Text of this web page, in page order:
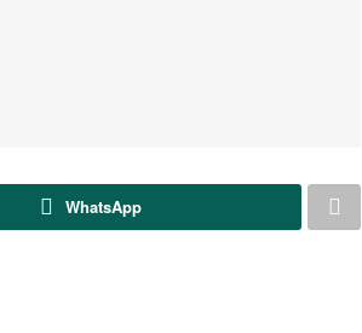
WhatsApp